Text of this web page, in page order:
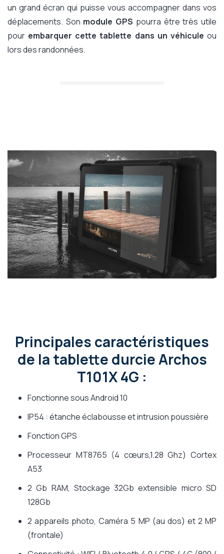
un grand écran qui puisse vous accompagner dans vos
déplacements. Son module GPS pourra être très utile
pour embarquer cette tablette dans un véhicule ou
lors des randonnées.
Principales caractéristiques
de la tablette durcie Archos
T101X 4G :
Fonctionne sous Android 10
IP54 : étanche éclabousse et intrusion poussière
Fonction GPS
Processeur MT8765 (4 cœurs,1.28 Ghz) Cortex
A53
2 Gb RAM, Stockage 32Gb extensible micro SD
128Gb
2 appareils photo, Caméra 5 MP (au dos) et 2 MP
(frontale)